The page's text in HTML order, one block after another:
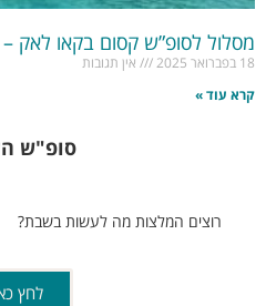
מסלול לסופ”ש קסום בקאו לאק
18 בפברואר 2025
אין תגובות
קרא עוד »
סופ"ש
רוצים המלצות מה לעשות בשבת?
לחץ